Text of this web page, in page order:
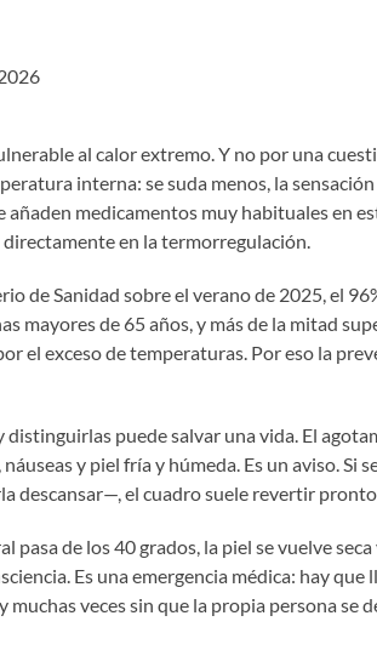
al calor extremo. Y no por una
interna: se suda menos, la
medicamentos muy habituales en
en la termorregulación.
de Sanidad sobre el verano de 2025, el
mayores de 65 años, y más de la mitad
el exceso de temperaturas. Por eso la
distinguirlas puede salvar una vida. El
y piel fría y húmeda. Es un aviso. Si
descansar—, el cuadro suele revertir pronto.
pasa de los 40 grados, la piel se vuelve
Es una emergencia médica: hay que
veces sin que la propia persona se